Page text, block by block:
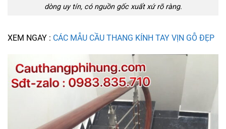
dòng uy tín, có nguồn gốc xuất xứ rõ ràng.
XEM NGAY : CÁC MẪU CẦU THANG KÍNH TAY VỊN GỖ ĐẸP